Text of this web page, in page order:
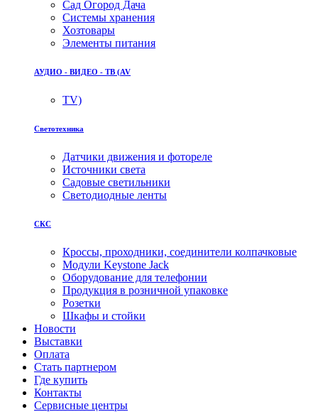
Сад Огород Дача
Системы хранения
Хозтовары
Элементы питания
АУДИО - ВИДЕО - ТВ (AV
TV)
Светотехника
Датчики движения и фотореле
Источники света
Садовые светильники
Светодиодные ленты
СКС
Кроссы, проходники, соединители колпачковые
Модули Keystone Jack
Оборудование для телефонии
Продукция в розничной упаковке
Розетки
Шкафы и стойки
Новости
Выставки
Оплата
Стать партнером
Где купить
Контакты
Сервисные центры